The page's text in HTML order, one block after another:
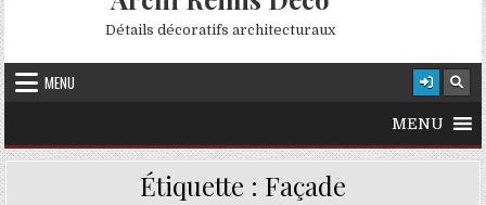
Détails décoratifs architecturaux
MENU
MENU
Étiquette : Façade